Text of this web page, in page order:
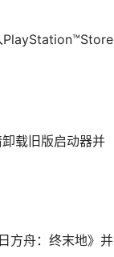
PlayStation™Store
载旧版启动器并
方舟：终末地》并